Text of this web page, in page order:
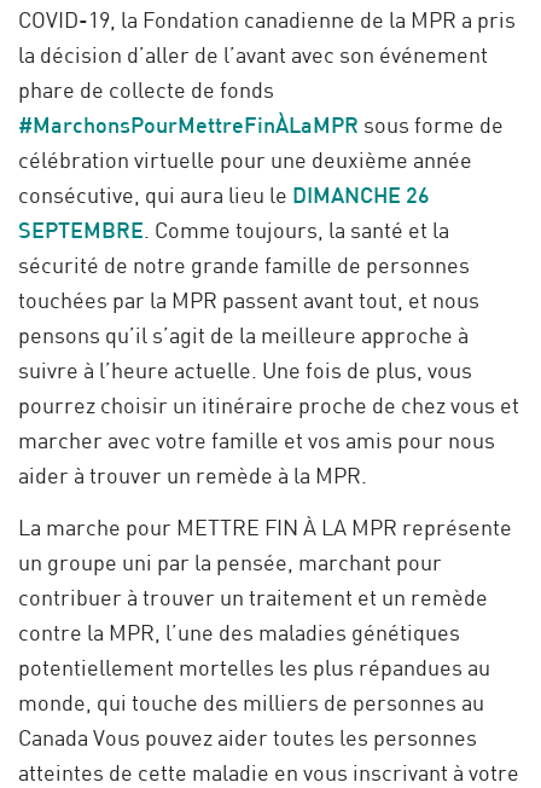
COVID-19, la Fondation canadienne de la MPR a pris
la décision d’aller de l’avant avec son événement
phare de collecte de fonds
#MarchonsPourMettreFinÀLaMPR sous forme de
célébration virtuelle pour une deuxième année
consécutive, qui aura lieu le DIMANCHE 26
SEPTEMBRE . Comme toujours, la santé et la
sécurité de notre grande famille de personnes
touchées par la MPR passent avant tout, et nous
pensons qu’il s’agit de la meilleure approche à
suivre à l’heure actuelle. Une fois de plus, vous
pourrez choisir un itinéraire proche de chez vous et
marcher avec votre famille et vos amis pour nous
aider à trouver un remède à la MPR.
La marche pour METTRE FIN À LA MPR représente
un groupe uni par la pensée, marchant pour
contribuer à trouver un traitement et un remède
contre la MPR, l’une des maladies génétiques
potentiellement mortelles les plus répandues au
monde, qui touche des milliers de personnes au
Canada Vous pouvez aider toutes les personnes
atteintes de cette maladie en vous inscrivant à votre